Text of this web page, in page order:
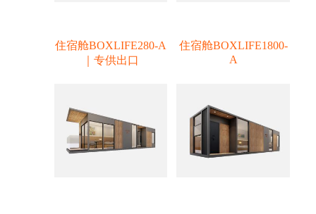
住宿舱BOXLIFE280-A
｜专供出口
住宿舱BOXLIFE1800-
A